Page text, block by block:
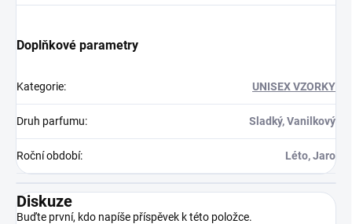
Doplňkové parametry
Kategorie: UNISEX VZORKY
Druh parfumu: Sladký, Vanilkový
Roční období: Léto, Jaro
Diskuze
Buďte první, kdo napíše příspěvek k této položce.